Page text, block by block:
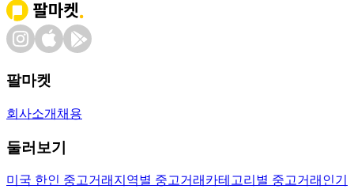
팔마켓
회사소개 채용
둘러보기
미국 한인 중고거래 지역별 중고거래 카테고리별 중고거래 인기